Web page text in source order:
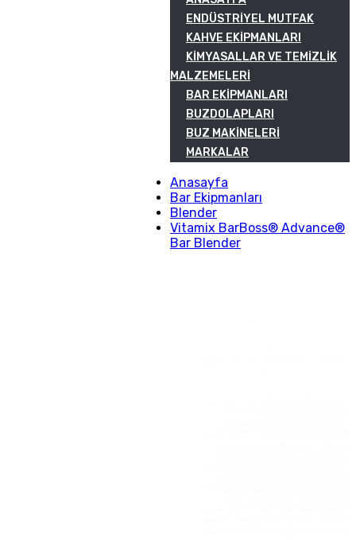
ENDÜSTRIYEL MUTFAK
KAHVE EKIPMANLARI
KIMYASALLAR VE TEMIZLIK
MALZEMELERI
BAR EKIPMANLARI
BUZDOLAPLARI
BUZ MAKINELERI
MARKALAR
Anasayfa
Bar Ekipmanları
Blender
Vitamix BarBoss® Advance®
Bar Blender